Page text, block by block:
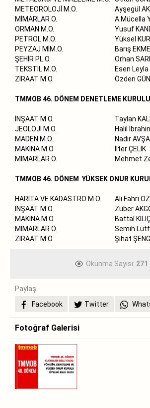
METEOROLOJİ M.O.
Ayşegül
MİMARLAR O.
A.Mücella
ORMAN M.O.
Yusuf
PETROL M.O.
Yüksel
PEYZAJ MİM.O.
Barış
ŞEHİR PL.O.
Orhan
TEKSTİL M.O.
Esen Leyla
ZİRAAT M.O.
Özden
TMMOB 46. DÖNEM DENETLEME KURULU
İNŞAAT M.O.
Taylan
JEOLOJİ M.O.
Halil
MADEN M.O.
Nadir
MAKİNA M.O.
İlter ÇELİK
MİMARLAR O.
Mehmet
TMMOB 46. DÖNEM YÜKSEK ONUR
HARİTA VE KADASTRO M.O.
Ali Fahri
İNŞAAT M.O.
Züber
MAKİNA M.O.
Battal
MİMARLAR O.
Semih
ZİRAAT M.O.
Şihat
Okunma Sayısı: 271
Paylaş:
Facebook
Twitter
Fotoğraf Galerisi